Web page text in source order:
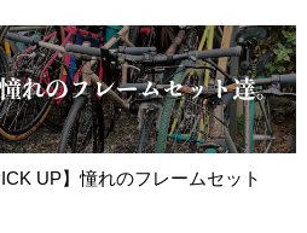
UP】憧れのフレームセット